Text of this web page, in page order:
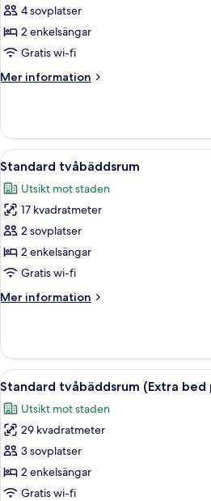
för
Superior-
rum
-
2
(Two
extra
beds
possible)
4 sovplatser
2 enkelsängar
Gratis wi-fi
Mer information
Mer
rum
2
(Two
extra
possible)
Öppna
alla
foton
för
Standard
tvåbäddsrum
5
Standard tvåbäddsrum
Utsikt mot staden
17 kvadratmeter
2 sovplatser
2 enkelsängar
Gratis wi-fi
Mer information
Mer
tvåbäddsrum
Öppna
alla
foton
för
Standard
tvåbäddsrum
(Extra
Ett
9
Standard tvåbäddsrum (Extra bed
Utsikt mot staden
29 kvadratmeter
3 sovplatser
2 enkelsängar
Gratis wi-fi